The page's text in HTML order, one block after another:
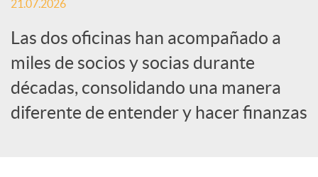
d
o
r
21.07.2026
Las dos oficinas han acompañado a
miles de socios y socias durante
décadas, consolidando una manera
diferente de entender y hacer finanzas